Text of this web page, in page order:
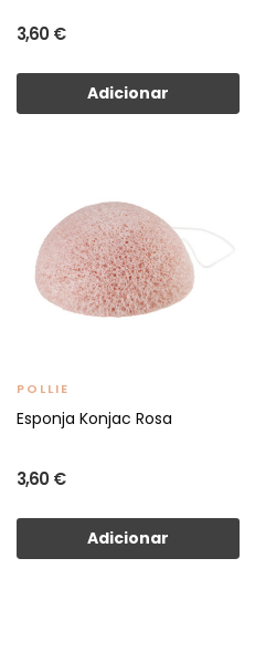
3,60 €
Adicionar
POLLIE
Esponja Konjac Rosa
3,60 €
Adicionar